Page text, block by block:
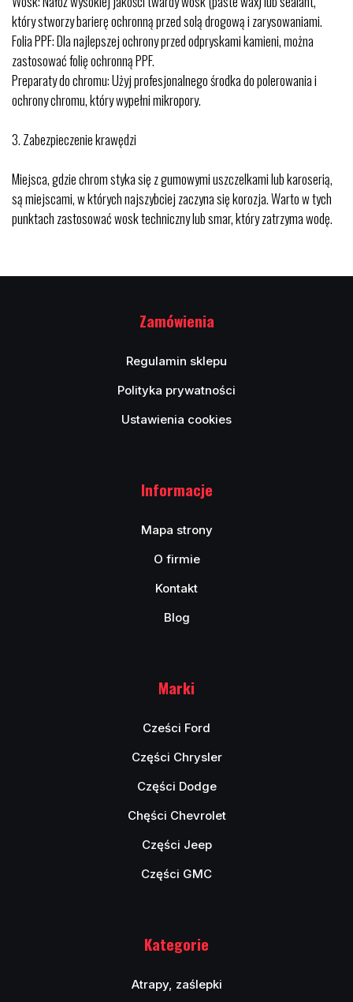
który stworzy barierę ochronną przed solą drogową i zarysowaniami.
Folia PPF: Dla najlepszej ochrony przed odpryskami kamieni, można
zastosować folię ochronną PPF.
Preparaty do chromu: Użyj profesjonalnego środka do polerowania i
ochrony chromu, który wypełni mikropory.
3.⁠ ⁠Zabezpieczenie krawędzi
Miejsca, gdzie chrom styka się z gumowymi uszczelkami lub karoserią,
są miejscami, w których najszybciej zaczyna się korozja. Warto w tych
punktach zastosować wosk techniczny lub smar, który zatrzyma wodę.
Zamówienia
Regulamin sklepu
Polityka prywatności
Ustawienia cookies
Informacje
Mapa strony
O firmie
Kontakt
Blog
Marki
Cześci Ford
Części Chrysler
Części Dodge
Chęści Chevrolet
Części Jeep
Części GMC
Kategorie
Atrapy, zaślepki